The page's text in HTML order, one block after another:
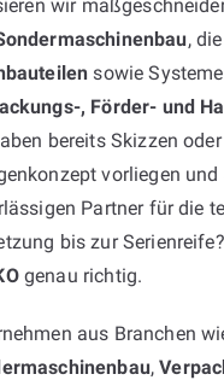
wir
,
sowie
, Förder- und
bereits Skizzen
vorliegen und
Partner für die
bis zur
genau richtig.
aus Branchen
,